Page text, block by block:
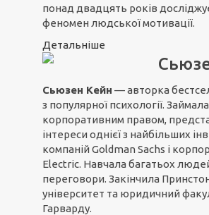
понад двадцять років
феномен людської мотивації.
Детальніше
Сьюзен Кейн — авторка
з популярної психології.
корпоративним правом,
інтереси однієї з найбільших
компаній Goldman Sachs і
Electric. Навчала багатьох
переговори. Закінчила
університет та юридичний
Гарварду.